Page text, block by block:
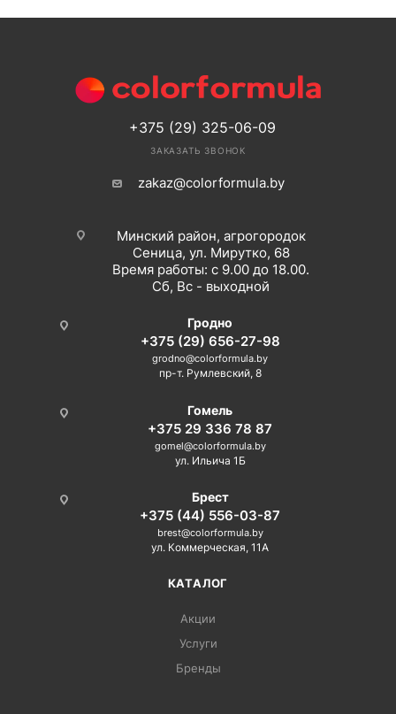
+375 (29) 325-06-09
ЗАКАЗАТЬ ЗВОНОК
zakaz@colorformula.by
Минский район, агрогородок
Сеница, ул. Мирутко, 68
Время работы: с 9.00 до 18.00.
Сб, Вс - выходной
Гродно
+375 (29) 656-27-98
grodno@colorformula.by
пр-т. Румлевский, 8
Гомель
+375 29 336 78 87
gomel@colorformula.by
ул. Ильича 1Б
Брест
+375 (44) 556-03-87
brest@colorformula.by
ул. Коммерческая, 11А
КАТАЛОГ
Акции
Услуги
Бренды